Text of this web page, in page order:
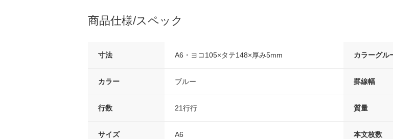
商品仕様/スペック
寸法 A6・ヨコ105×タテ148×厚み5mm カラーグル
カラー ブルー 罫線幅
行数 21行行 質量
サイズ A6 本文枚数